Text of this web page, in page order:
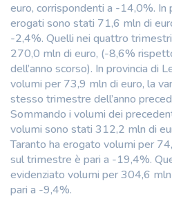
euro, corrispondenti a -14,0%. In
erogati sono stati 71,6 mln di
-2,4%. Quelli nei quattro
270,0 mln di euro, (-8,6%
dell’anno scorso). In provincia di
volumi per 73,9 mln di euro, la
stesso trimestre dell’anno
Sommando i volumi dei
volumi sono stati 312,2 mln di
Taranto ha erogato volumi per
sul trimestre è pari a -19,4%.
evidenziato volumi per 304,6
pari a -9,4%.